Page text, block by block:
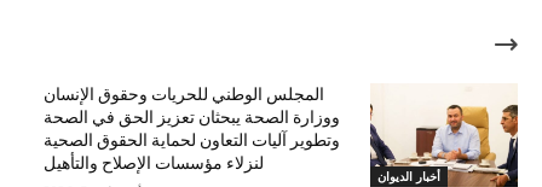
مقالات ذات صلة
أخبار الديوان
المجلس الوطني للحريات وحقوق الإنسان
ووزارة الصحة يبحثان تعزيز الحق في الصحة
وتطوير آليات التعاون لحماية الحقوق الصحية
لنزلاء مؤسسات الإصلاح والتأهيل